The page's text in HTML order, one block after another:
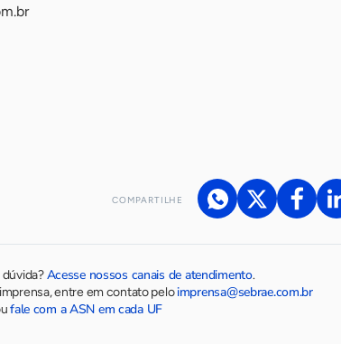
COMPARTILHE
Acesse nossos canais de atendimento.
entre em contato peloimprensa@sebrae.com.br
fale com a ASN em cada UF